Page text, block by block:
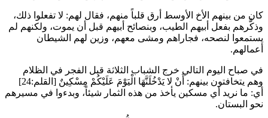
كان من بينهم الأخ الأوسط أرق قلباً منهم، فقال لهم: لا تفعلوا ذلك،
وذكَّرهم بفعل أبيهم الطيب، وبنصائح أبيهم قبل أن يموت، ولكنهم لم
يستمعوا لنصحه، فجاراهم ومشى معهم، وزين لهم الشيطان
أعمالهم.
في صباح اليوم التالي خرج الشباب الثلاثة قبل الفجر في الظلام
وهم يتخافتون بينهم: أَنْ لا يَدْخُلَنَّهَا الْيَوْمَ عَلَيْكُمْ مِسْكِينٌ
[القلم:24]
أي: ما نريد أي مسكين يأخذ من هذه الثمار شيئاً، وبدءوا في مسيرهم
نحو البستان.